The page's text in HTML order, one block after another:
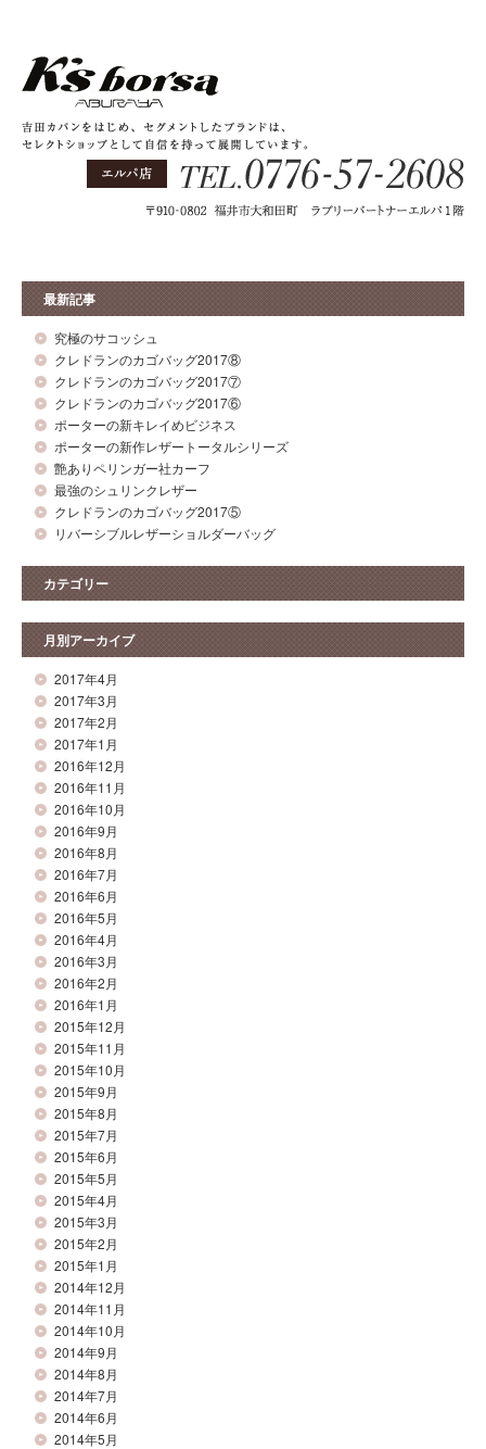
最新記事
究極のサコッシュ
クレドランのカゴバッグ2017⑧
クレドランのカゴバッグ2017⑦
クレドランのカゴバッグ2017⑥
ポーターの新キレイめビジネス
ポーターの新作レザートータルシリーズ
艶ありペリンガー社カーフ
最強のシュリンクレザー
クレドランのカゴバッグ2017⑤
リバーシブルレザーショルダーバッグ
カテゴリー
月別アーカイブ
2017年4月
2017年3月
2017年2月
2017年1月
2016年12月
2016年11月
2016年10月
2016年9月
2016年8月
2016年7月
2016年6月
2016年5月
2016年4月
2016年3月
2016年2月
2016年1月
2015年12月
2015年11月
2015年10月
2015年9月
2015年8月
2015年7月
2015年6月
2015年5月
2015年4月
2015年3月
2015年2月
2015年1月
2014年12月
2014年11月
2014年10月
2014年9月
2014年8月
2014年7月
2014年6月
2014年5月